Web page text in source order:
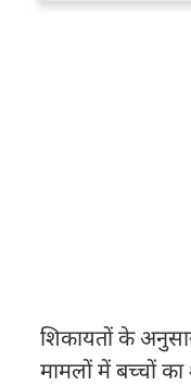
शिकायतों के
मामलों में बच्चों